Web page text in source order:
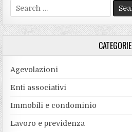
Search
for:
CATEGORIE
Agevolazioni
Enti associativi
Immobili e condominio
Lavoro e previdenza